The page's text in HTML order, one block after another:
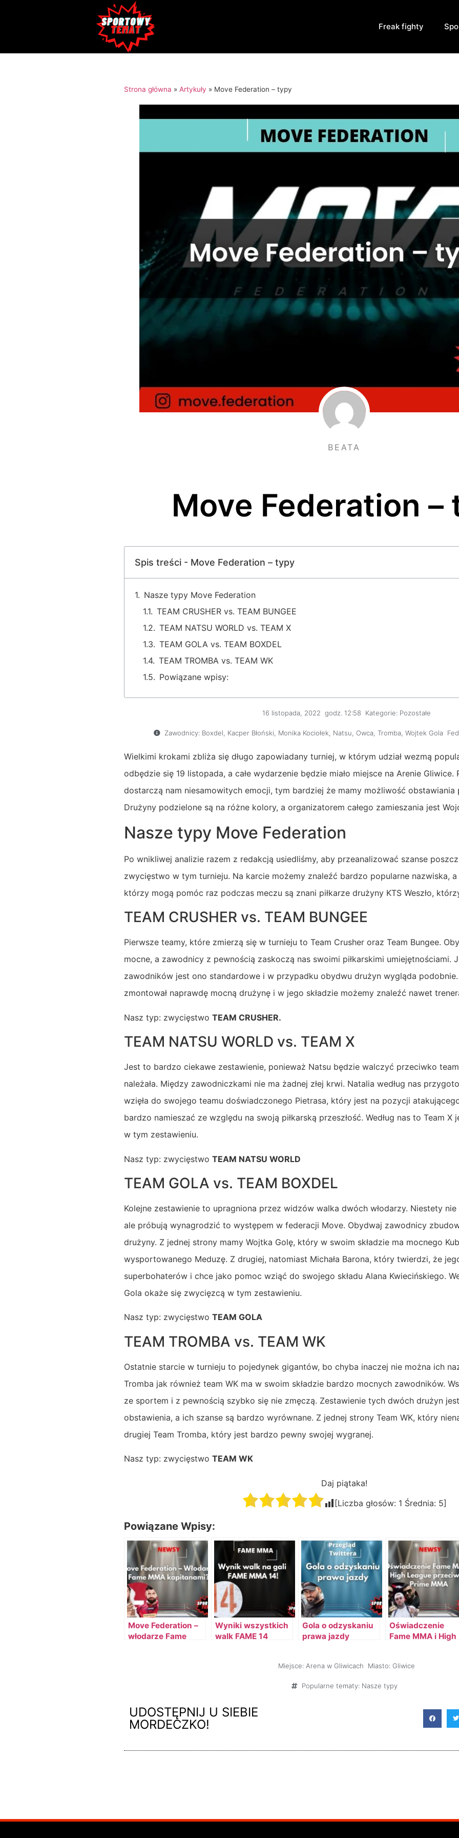
Freak fighty
Strona główna » Artykuły » Move Federation – typy
BEATA
Move Federation –
Spis treści - Move Federation – typy
Nasze typy Move Federation
TEAM CRUSHER vs. TEAM BUNGEE
TEAM NATSU WORLD vs. TEAM X
TEAM GOLA vs. TEAM BOXDEL
TEAM TROMBA vs. TEAM WK
Powiązane wpisy:
16 listopada, 2022 godz. 12:58 Kategorie: Pozostałe
Zawodnicy: Boxdel Kacper Błoński Monika Kociołek Natsu Owca, Tromba, Wojtek Gola
Wielkimi krokami zbliża się długo zapowiadany turniej, w którym udział wezmą
odbędzie się 19 listopada, a całe wydarzenie będzie miało miejsce na Arenie
dostarczą nam niesamowitych emocji, tym bardziej że mamy możliwość obstawiania
Drużyny podzielone są na różne kolory, a organizatorem całego zamieszania jest
Nasze typy Move Federation
Po wnikliwej analizie razem z redakcją usiedliśmy, aby przeanalizować szanse
zwycięstwo w tym turnieju. Na karcie możemy znaleźć bardzo popularne nazwiska,
którzy mogą pomóc raz podczas meczu są znani piłkarze drużyny KTS Weszło,
TEAM CRUSHER vs. TEAM BUNGEE
Pierwsze teamy, które zmierzą się w turnieju to Team Crusher oraz Team Bungee.
mocne, a zawodnicy z pewnością zaskoczą nas swoimi piłkarskimi umiejętnościami.
zawodników jest ono standardowe i w przypadku obydwu drużyn wygląda podobnie.
zmontował naprawdę mocną drużynę i w jego składzie możemy znaleźć nawet
Nasz typ: zwycięstwo TEAM CRUSHER.
TEAM NATSU WORLD vs. TEAM X
Jest to bardzo ciekawe zestawienie, ponieważ Natsu będzie walczyć przeciwko
należała. Między zawodniczkami nie ma żadnej złej krwi. Natalia według nas
wzięła do swojego teamu doświadczonego Pietrasa, który jest na pozycji
bardzo namieszać ze względu na swoją piłkarską przeszłość. Według nas to Team
w tym zestawieniu.
Nasz typ: zwycięstwo TEAM NATSU WORLD
TEAM GOLA vs. TEAM BOXDEL
Kolejne zestawienie to upragniona przez widzów walka dwóch włodarzy. Niestety
ale próbują wynagrodzić to występem w federacji Move. Obydwaj zawodnicy
drużyny. Z jednej strony mamy Wojtka Golę, który w swoim składzie ma mocnego
wysportowanego Meduzę. Z drugiej, natomiast Michała Barona, który twierdzi, że
superbohaterów i chce jako pomoc wziąć do swojego składu Alana Kwiecińskiego.
Gola okaże się zwycięzcą w tym zestawieniu.
Nasz typ: zwycięstwo TEAM GOLA
TEAM TROMBA vs. TEAM WK
Ostatnie starcie w turnieju to pojedynek gigantów, bo chyba inaczej nie można ich
Tromba jak również team WK ma w swoim składzie bardzo mocnych zawodników.
ze sportem i z pewnością szybko się nie zmęczą. Zestawienie tych dwóch drużyn
obstawienia, a ich szanse są bardzo wyrównane. Z jednej strony Team WK, który
drugiej Team Tromba, który jest bardzo pewny swojej wygranej.
Nasz typ: zwycięstwo TEAM WK
Daj piątaka!
[Liczba głosów: 1 Średnia: 5]
Powiązane Wpisy:
Move Federation –
włodarze Fame
Wyniki wszystkich
walk FAME 14
Gola o odzyskaniu
prawa jazdy
Oświadczenie
Fame MMA i High
Miejsce: Arena w Gliwicach Miasto: Gliwice
Popularne tematy: Nasze typy
UDOSTĘPNIJ U SIEBIE
MORDECZKO!